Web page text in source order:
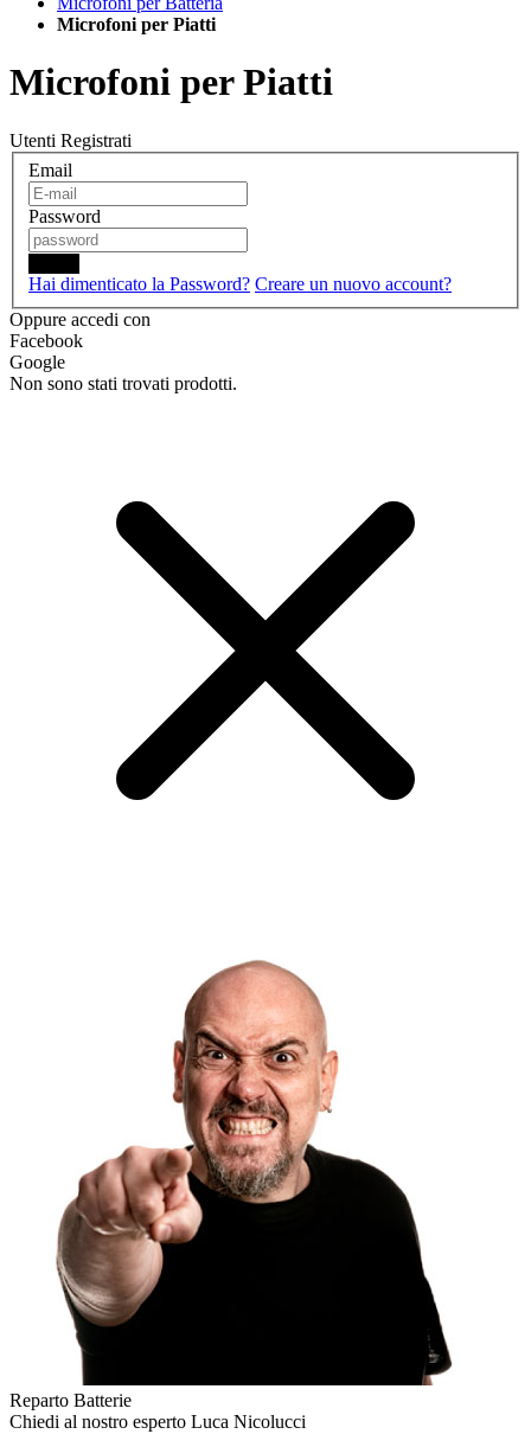
Microfoni per Piatti
Microfoni per Piatti
Utenti Registrati
Email
Password
Hai dimenticato la Password? Creare un nuovo account?
Oppure accedi con
Facebook
Google
Non sono stati trovati prodotti.
Reparto Batterie
Chiedi al nostro esperto Luca Nicolucci